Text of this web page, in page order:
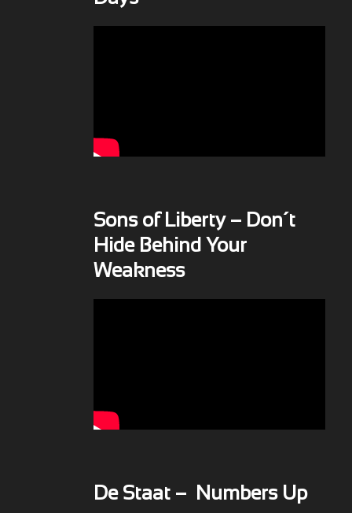
Sons of Liberty – Don´t
Hide Behind Your
Weakness
De Staat – Numbers Up